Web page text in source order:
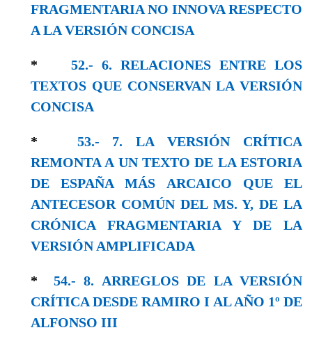
FRAGMENTARIA NO INNOVA RESPECTO
A LA VERSIÓN CONCISA
* 52.- 6. RELACIONES ENTRE LOS
TEXTOS QUE CONSERVAN LA VERSIÓN
CONCISA
* 53.- 7. LA VERSIÓN CRÍTICA
REMONTA A UN TEXTO DE LA ESTORIA
DE ESPAÑA MÁS ARCAICO QUE EL
ANTECESOR COMÚN DEL MS. Y, DE LA
CRÓNICA FRAGMENTARIA Y DE LA
VERSIÓN AMPLIFICADA
* 54.- 8. ARREGLOS DE LA VERSIÓN
CRÍTICA DESDE RAMIRO I AL AÑO 1º DE
ALFONSO III